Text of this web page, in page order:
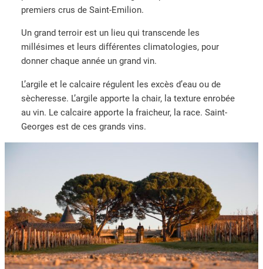
premiers crus de Saint-Emilion.
Un grand terroir est un lieu qui transcende les
millésimes et leurs différentes climatologies, pour
donner chaque année un grand vin.
L’argile et le calcaire régulent les excès d’eau ou de
sècheresse. L’argile apporte la chair, la texture enrobée
au vin. Le calcaire apporte la fraicheur, la race. Saint-
Georges est de ces grands vins.